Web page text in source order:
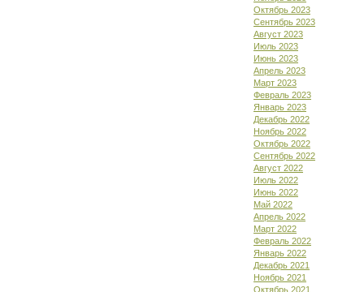
Октябрь 2023
Сентябрь 2023
Август 2023
Июль 2023
Июнь 2023
Апрель 2023
Март 2023
Февраль 2023
Январь 2023
Декабрь 2022
Ноябрь 2022
Октябрь 2022
Сентябрь 2022
Август 2022
Июль 2022
Июнь 2022
Май 2022
Апрель 2022
Март 2022
Февраль 2022
Январь 2022
Декабрь 2021
Ноябрь 2021
Октябрь 2021